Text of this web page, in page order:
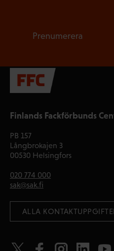
Finlands Fackförbunds
PB 157
Långbrokajen 3
00530 Helsingfors
020 774 000
sak@sak.fi
ALLA
Prenumerera